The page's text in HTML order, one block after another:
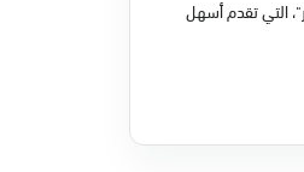
التي تقدم أسهل